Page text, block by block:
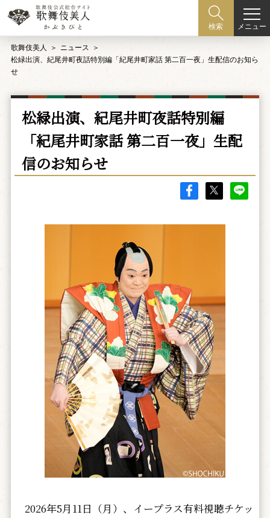
検索 メニュー
歌舞伎美人
ニュース
松緑出演、紀尾井町夜話特別編「紀尾井町家話 第二百一夜」生配信のお知ら
せ
松緑出演、紀尾井町夜話特別編
「紀尾井町家話 第二百一夜」生配
信のお知らせ
2026年5月11日（月）、イープラス有料視聴チケッ